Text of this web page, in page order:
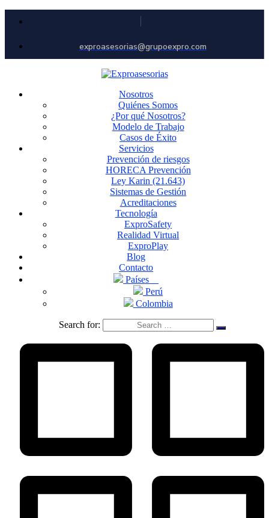
exproasesorias@grupoexpro.com
Nosotros
Quiénes Somos
¿Por qué Nosotros?
Modelo de Trabajo
Casos de Éxito
Servicios
Prevención de riesgos
HORECA Prevención
Ley Karin (21.643)
Sistemas de Gestión
Acreditaciones
Tecnología
ExproSafety
Realidad Virtual
ExproPlay
Blog
Contacto
Países
Perú
Colombia
Search for: